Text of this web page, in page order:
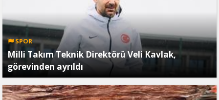
SPOR
Milli Takım Teknik Direktörü Veli Kavlak,
görevinden ayrıldı